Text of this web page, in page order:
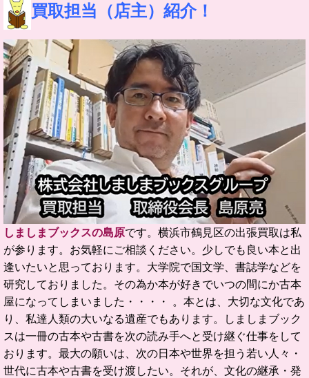
買取担当（店主）紹介！
しましまブックスの島原です。 横浜市鶴見区の出張買取は私
が参ります。お気軽にご相談ください。 少しでも良い本と出
逢いたいと思っております。 大学院で国文学、書誌学などを
研究しておりました。 その為か本が好きでいつの間にか古本
屋になってしまいました・・・・ 。 本とは、大切な文化であ
り、私達人類の大いなる遺産でもあります。
しましまブック
スは一冊の古本や古書を次の読み手へと受け継ぐ仕事をして
おります。 最大の願いは、次の日本や世界を担う若い人々・
世代に古本や古書を受け渡したい。 それが、文化の継承・発